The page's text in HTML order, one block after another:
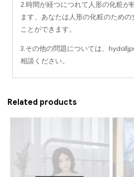
2.時間が経つにつれて人形の化粧が
ます、あなたは人形の化粧のための
ことができます。
3.その他の問題については、
相談ください。
Related products